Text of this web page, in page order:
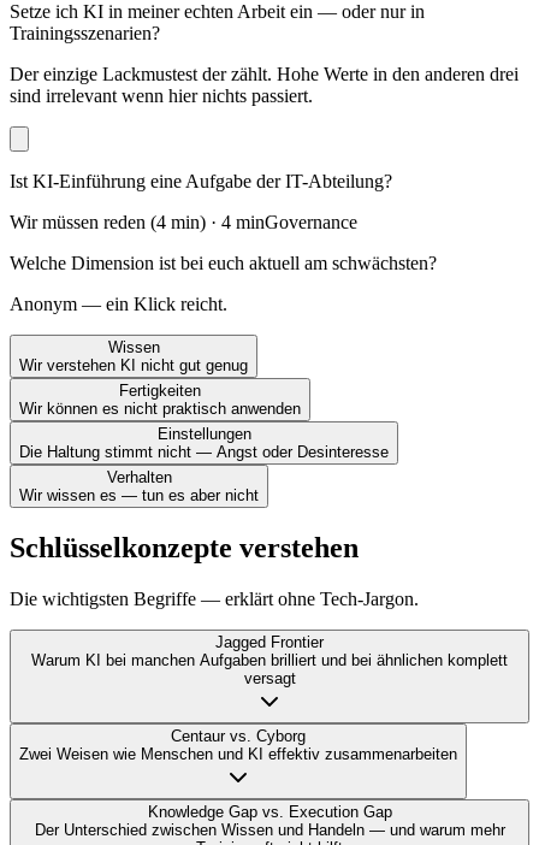
Setze ich KI in meiner echten Arbeit ein — oder nur in
Trainingsszenarien?
Der einzige Lackmustest der zählt. Hohe Werte in den anderen drei
sind irrelevant wenn hier nichts passiert.
Ist KI-Einführung eine Aufgabe der IT-Abteilung?
Wir müssen reden (4 min) · 4 minGovernance
Welche Dimension ist bei euch aktuell am schwächsten?
Anonym — ein Klick reicht.
Wissen
Wir verstehen KI nicht gut genug
Fertigkeiten
Wir können es nicht praktisch anwenden
Einstellungen
Die Haltung stimmt nicht — Angst oder Desinteresse
Verhalten
Wir wissen es — tun es aber nicht
Schlüsselkonzepte verstehen
Die wichtigsten Begriffe — erklärt ohne Tech-Jargon.
Jagged Frontier
Warum KI bei manchen Aufgaben brilliert und bei ähnlichen komplett
versagt
Centaur vs. Cyborg
Zwei Weisen wie Menschen und KI effektiv zusammenarbeiten
Knowledge Gap vs. Execution Gap
Der Unterschied zwischen Wissen und Handeln — und warum mehr